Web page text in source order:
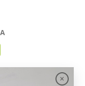
systém pre platby